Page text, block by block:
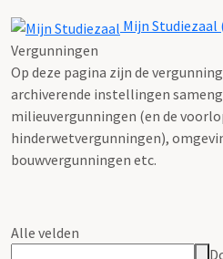
Mijn
Vergunningen
Op deze pagina zijn de
archiverende instellingen
milieuvergunningen (en de
hinderwetvergunningen),
bouwvergunningen etc.
Alle velden